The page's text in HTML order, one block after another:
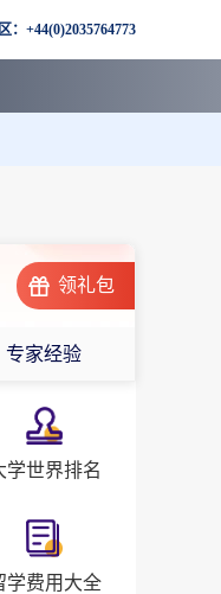
：+44(0)2035764773
专家经验
领礼包
学世界排名
学费用大全